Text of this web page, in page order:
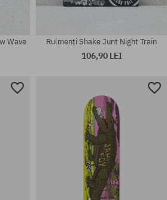
Mărimi existente:
Wave Rulmenți Shake Junt Night Train
106,90 LEI